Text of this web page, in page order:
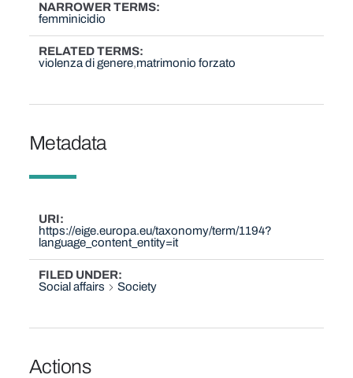
NARROWER TERMS
femminicidio
RELATED TERMS
violenza di genere matrimonio forzato
Metadata
URI
https://eige.europa.eu/taxonomy/term/1194?
language_content_entity=it
FILED UNDER
Social affairs
Society
Actions